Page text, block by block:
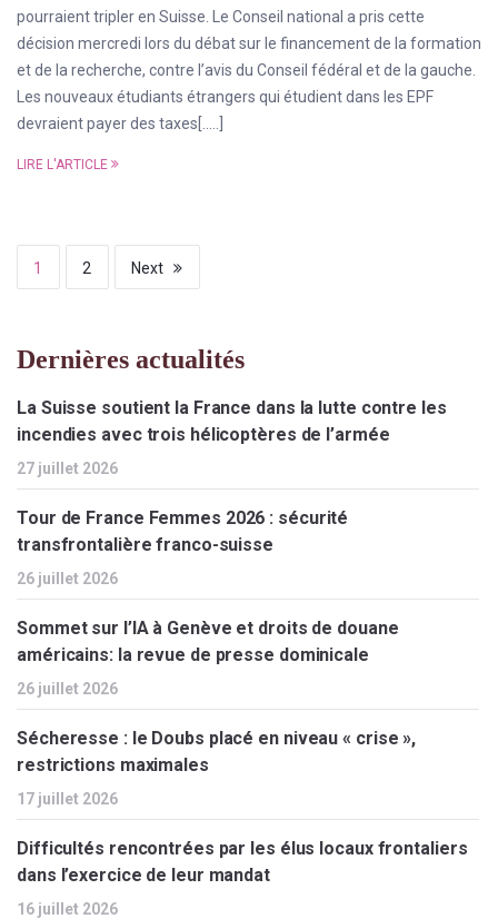
pourraient tripler en Suisse. Le Conseil national a pris cette
décision mercredi lors du débat sur le financement de la formation
et de la recherche, contre l’avis du Conseil fédéral et de la gauche.
Les nouveaux étudiants étrangers qui étudient dans les EPF
devraient payer des taxes[…..]
LIRE L'ARTICLE
1 2 Next
Dernières actualités
La Suisse soutient la France dans la lutte contre les
incendies avec trois hélicoptères de l’armée
27 juillet 2026
Tour de France Femmes 2026 : sécurité
transfrontalière franco-suisse
26 juillet 2026
Sommet sur l’IA à Genève et droits de douane
américains: la revue de presse dominicale
26 juillet 2026
Sécheresse : le Doubs placé en niveau « crise »,
restrictions maximales
17 juillet 2026
Difficultés rencontrées par les élus locaux frontaliers
dans l’exercice de leur mandat
16 juillet 2026